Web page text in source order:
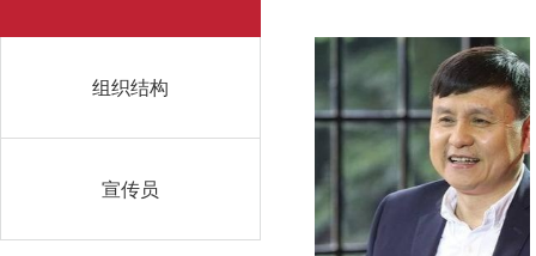
组织结构
宣传员